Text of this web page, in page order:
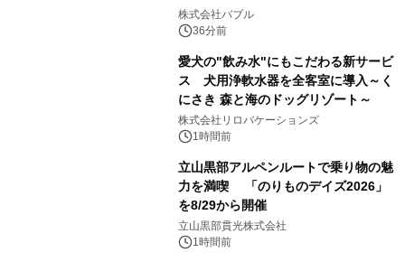
株式会社バブル
36分前
愛犬の"飲み水"にもこだわる新サービ
ス 犬用浄軟水器を全客室に導入～く
にさき 森と海のドッグリゾート～
株式会社リロバケーションズ
1時間前
立山黒部アルペンルートで乗り物の魅
力を満喫 「のりものデイズ2026」
を8/29から開催
立山黒部貫光株式会社
1時間前